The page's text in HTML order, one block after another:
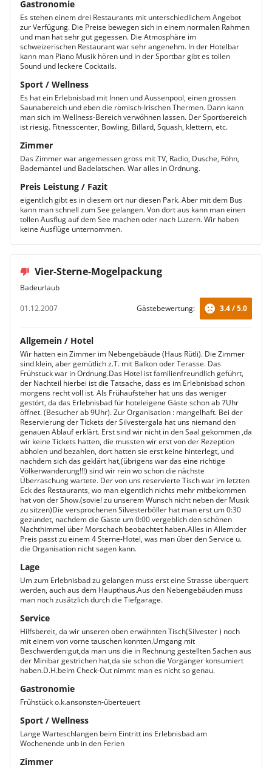
Gastronomie
Es stehen einem drei Restaurants mit unterschiedlichem Angebot
zur Verfügung. Die Preise bewegen sich in einem normalen Rahmen
und man hat sehr gut gegessen. Die Atmosphäre im
schweizerischen Restaurant war sehr angenehm. In der Hotelbar
kann man Piano Musik hören und in der Sportbar gibt es tollen
Sound und leckere Cocktails.
Sport / Wellness
Es hat ein Erlebnisbad mit Innen und Aussenpool, einen grossen
Saunabereich und eben die römisch-Irischen Thermen. Dann kann
man sich im Wellness-Bereich verwöhnen lassen. Der Sportbereich
ist riesig. Fitnesscenter, Bowling, Billard, Squash, klettern, etc.
Zimmer
Das Zimmer war angemessen gross mit TV, Radio, Dusche, Föhn,
Bademäntel und Badelatschen. War alles in Ordnung.
Preis Leistung / Fazit
eigentlich gibt es in diesem ort nur diesen Park. Aber mit dem Bus
kann man schnell zum See gelangen. Von dort aus kann man einen
tollen Ausflug auf dem See machen oder nach Luzern. Wir haben
keine Ausflüge unternommen.
Vier-Sterne-Mogelpackung
Badeurlaub
01.12.2007
Gästebewertung: 3.4 / 5.0
Allgemein / Hotel
Wir hatten ein Zimmer im Nebengebäude (Haus Rütli). Die Zimmer
sind klein, aber gemütlich z.T. mit Balkon oder Terasse. Das
Frühstück war in Ordnung.Das Hotel ist familienfreundlich geführt,
der Nachteil hierbei ist die Tatsache, dass es im Erlebnisbad schon
morgens recht voll ist. Als Frühaufsteher hat uns das weniger
gestört, da das Erlebnisbad für hoteleigene Gäste schon ab 7Uhr
öffnet. (Besucher ab 9Uhr). Zur Organisation : mangelhaft. Bei der
Reservierung der Tickets der Silvestergala hat uns niemand den
genauen Ablauf erklärt. Erst sind wir nicht in den Saal gekommen ,da
wir keine Tickets hatten, die mussten wir erst von der Rezeption
abholen und bezahlen, dort hatten sie erst keine hinterlegt, und
nachdem sich das geklärt hat,(übrigens war das eine richtige
Völkerwanderung!!!) sind wir rein wo schon die nächste
Überraschung wartete. Der von uns reservierte Tisch war im letzten
Eck des Restaurants, wo man eigentlich nichts mehr mitbekommen
hat von der Show.(soviel zu unserem Wunsch nicht neben der Musik
zu sitzen)Die versprochenen Silvesterböller hat man erst um 0:30
gezündet, nachdem die Gäste um 0:00 vergeblich den schönen
Nachthimmel über Morschach beobachtet haben.Alles in Allem:der
Preis passt zu einem 4 Sterne-Hotel, was man über den Service u.
die Organisation nicht sagen kann.
Lage
Um zum Erlebnisbad zu gelangen muss erst eine Strasse überquert
werden, auch aus dem Haupthaus.Aus den Nebengebäuden muss
man noch zusätzlich durch die Tiefgarage.
Service
Hilfsbereit, da wir unseren oben erwähnten Tisch(Silvester ) noch
mit einem von vorne tauschen konnten.Umgang mit
Beschwerden:gut,da man uns die in Rechnung gestellten Sachen aus
der Minibar gestrichen hat,da sie schon die Vorgänger konsumiert
haben.D.H.beim Check-Out nimmt man es nicht so genau.
Gastronomie
Frühstück o.k.ansonsten-überteuert
Sport / Wellness
Lange Warteschlangen beim Eintritt ins Erlebnisbad am
Wochenende unb in den Ferien
Zimmer